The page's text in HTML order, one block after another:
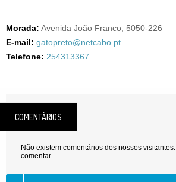
Morada: Avenida João Franco, 5050-226
E-mail: gatopreto@netcabo.pt
Telefone: 254313367
COMENTÁRIOS
Não existem comentários dos nossos
comentar.